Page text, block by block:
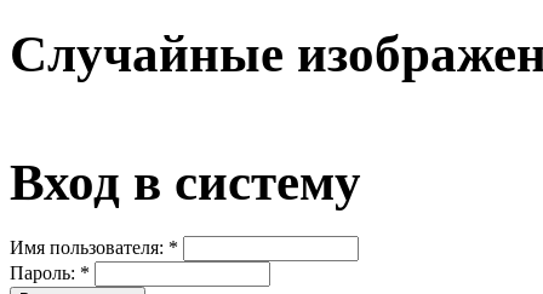
Случайные
Вход в систему
Имя пользователя: *
Пароль: *